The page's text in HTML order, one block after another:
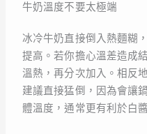
牛奶溫度不要太極端
冰冷牛奶直接倒入熱麵糊
提高。若你擔心溫差造成
溫熱，再分次加入。相反
建議直接猛倒，因為會讓
體溫度，通常更有利於白